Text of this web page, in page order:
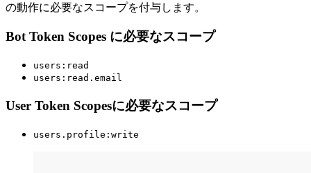
の動作に必要なスコープを付与します。
Bot Token Scopes に必要なスコープ
users:read
users:read.email
User Token Scopesに必要なスコープ
users.profile:write